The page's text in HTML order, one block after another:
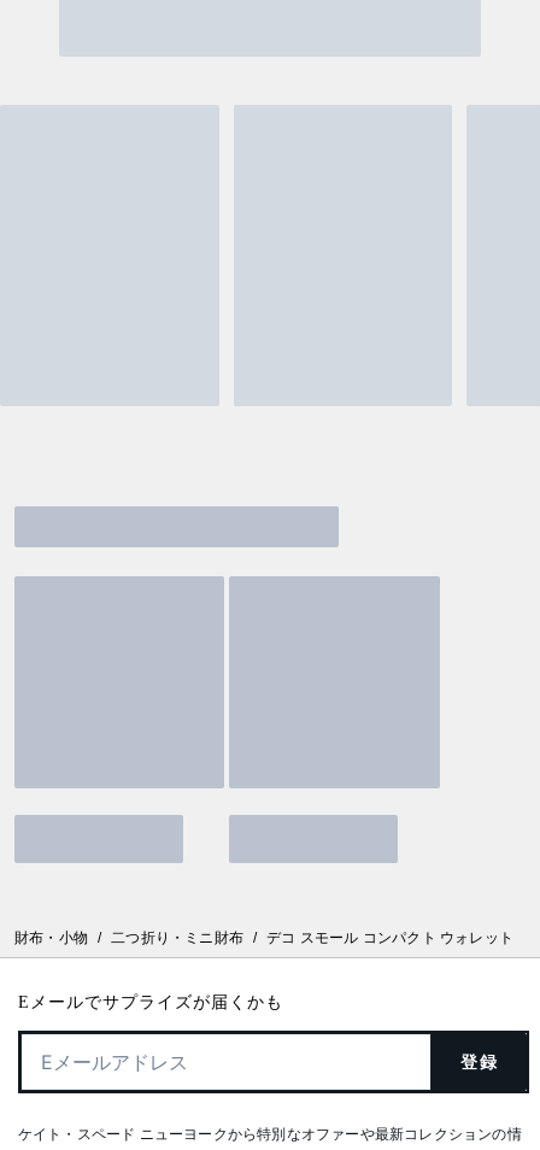
財布・小物 / 二つ折り・ミニ財布 / デコ スモール コンパクト ウォレット
Eメールでサプライズが届くかも
登録
ケイト・スペード ニューヨークから特別なオファーや最新コレクションの情